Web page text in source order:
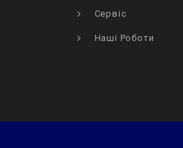
Сервіс
Наші Роботи